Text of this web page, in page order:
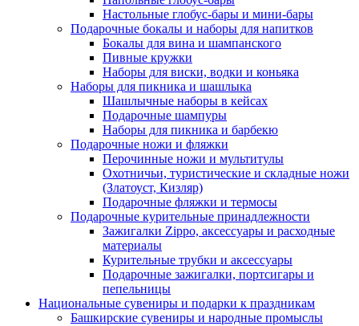
Настольные глобус-бары и мини-бары
Подарочные бокалы и наборы для напитков
Бокалы для вина и шампанского
Пивные кружки
Наборы для виски, водки и коньяка
Наборы для пикника и шашлыка
Шашлычные наборы в кейсах
Подарочные шампуры
Наборы для пикника и барбекю
Подарочные ножи и фляжки
Перочинные ножи и мультитулы
Охотничьи, туристические и складные ножи
(Златоуст, Кизляр)
Подарочные фляжки и термосы
Подарочные курительные принадлежности
Зажигалки Zippo, аксессуары и расходные
материалы
Курительные трубки и аксессуары
Подарочные зажигалки, портсигары и
пепельницы
Национальные сувениры и подарки к праздникам
Башкирские сувениры и народные промыслы